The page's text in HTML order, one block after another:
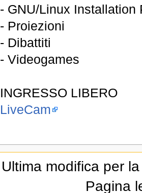
- GNU/Linux Installation
- Proiezioni
- Dibattiti
- Videogames
INGRESSO LIBERO
LiveCam
Ultima modifica per
Pagina